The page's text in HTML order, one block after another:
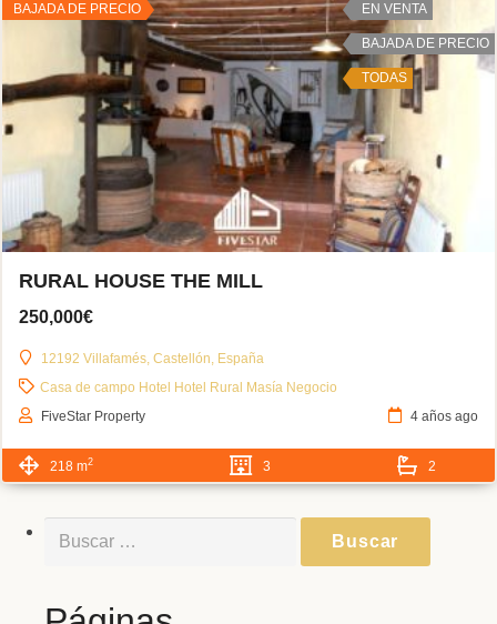
BAJADA DE PRECIO EN VENTA
BAJADA DE PRECIO
TODAS
RURAL HOUSE THE MILL
250,000€
12192 Villafamés, Castellón, España
Casa de campo Hotel Hotel Rural Masía Negocio
FiveStar Property
4 años ago
218 m2 3 2
Buscar: